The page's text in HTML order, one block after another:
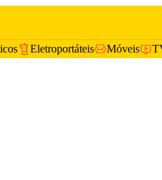
Eletroportáteis Móveis